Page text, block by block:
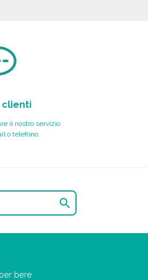
clienti
il nostro servizio
o telefono.

bere